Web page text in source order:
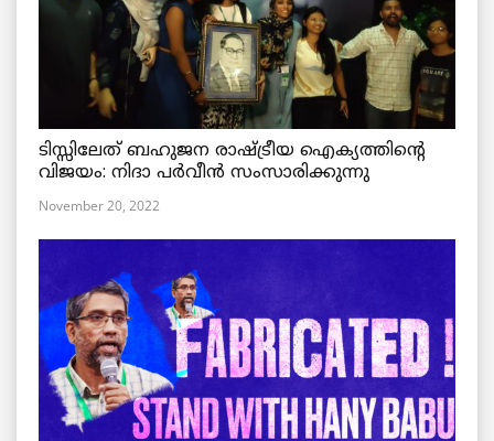
ടിസ്സിലേത് ബഹുജന രാഷ്ട്രീയ ഐക്യത്തിന്റെ
വിജയം: നിദാ പർവീൻ സംസാരിക്കുന്നു
November 20, 2022